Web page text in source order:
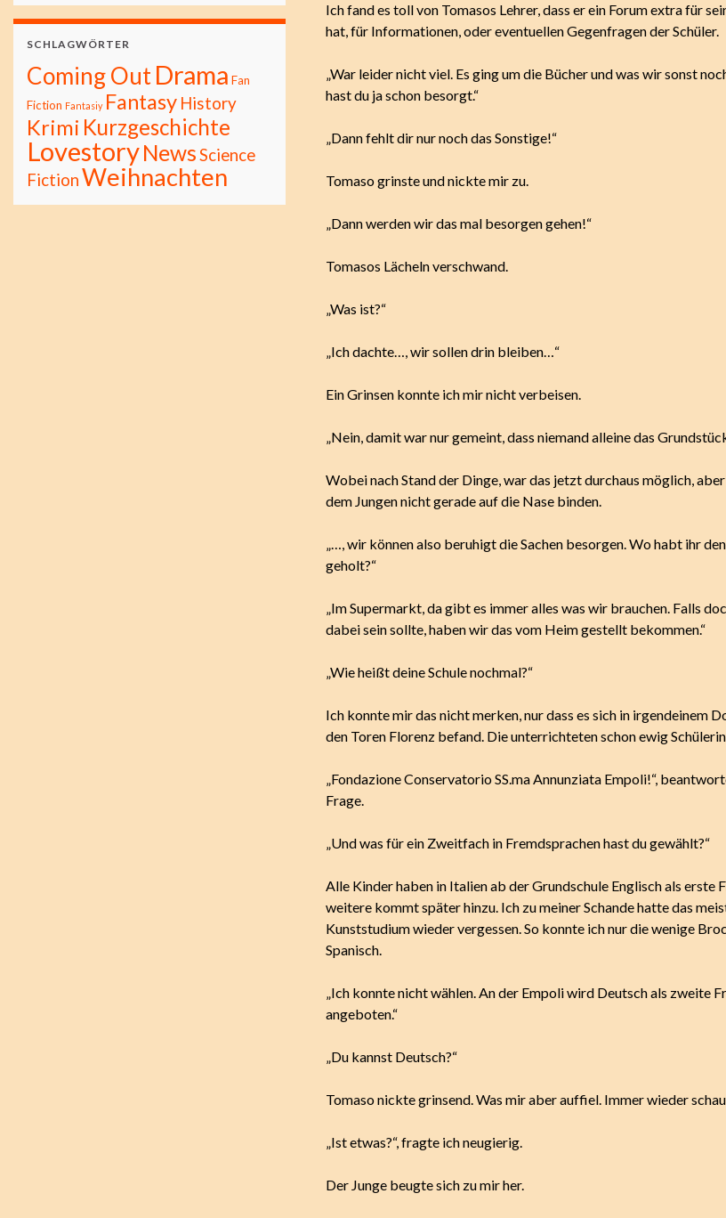
Ich fand es toll von Tomasos Lehrer, dass er ein Forum extra für
hat, für Informationen, oder eventuellen Gegenfragen der Schüler.
„War leider nicht viel. Es ging um die Bücher und was wir sonst
hast du ja schon besorgt.“
„Dann fehlt dir nur noch das Sonstige!“
Tomaso grinste und nickte mir zu.
„Dann werden wir das mal besorgen gehen!“
Tomasos Lächeln verschwand.
„Was ist?“
„Ich dachte…, wir sollen drin bleiben…“
Ein Grinsen konnte ich mir nicht verbeisen.
„Nein, damit war nur gemeint, dass niemand alleine das
Wobei nach Stand der Dinge, war das jetzt durchaus möglich,
dem Jungen nicht gerade auf die Nase binden.
„…, wir können also beruhigt die Sachen besorgen. Wo habt ihr
geholt?“
„Im Supermarkt, da gibt es immer alles was wir brauchen. Falls
dabei sein sollte, haben wir das vom Heim gestellt bekommen.“
„Wie heißt deine Schule nochmal?“
Ich konnte mir das nicht merken, nur dass es sich in irgendeinem
den Toren Florenz befand. Die unterrichteten schon ewig
„Fondazione Conservatorio SS.ma Annunziata Empoli!“,
Frage.
„Und was für ein Zweitfach in Fremdsprachen hast du gewählt?“
Alle Kinder haben in Italien ab der Grundschule Englisch als erste
weitere kommt später hinzu. Ich zu meiner Schande hatte das
Kunststudium wieder vergessen. So konnte ich nur die wenige
Spanisch.
„Ich konnte nicht wählen. An der Empoli wird Deutsch als zweite
angeboten.“
„Du kannst Deutsch?“
Tomaso nickte grinsend. Was mir aber auffiel. Immer wieder
„Ist etwas?“, fragte ich neugierig.
Der Junge beugte sich zu mir her.
SCHLAGWÖRTER
Coming OutDrama Fan
Fiction Fantasiy Fantasy History
Krimi Kurzgeschichte
LovestoryNewsScience
FictionWeihnachten